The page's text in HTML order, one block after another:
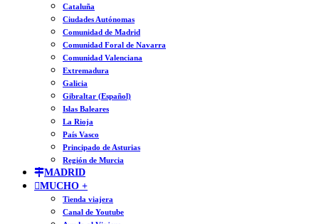
Cataluña
Ciudades Autónomas
Comunidad de Madrid
Comunidad Foral de Navarra
Comunidad Valenciana
Extremadura
Galicia
Gibraltar (Español)
Islas Baleares
La Rioja
País Vasco
Principado de Asturias
Región de Murcia
MADRID
MUCHO +
Tienda viajera
Canal de Youtube